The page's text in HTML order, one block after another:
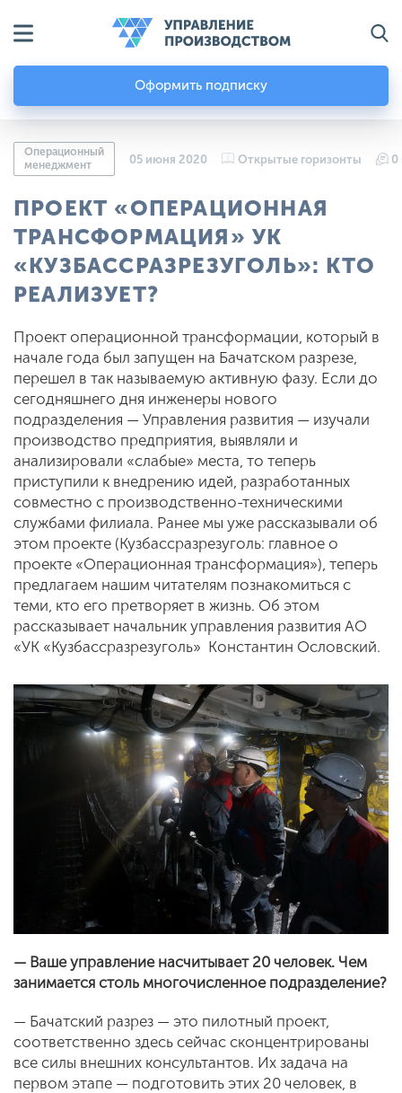
Оформить подписку
Операционный
менеджмент
05 июня 2020 Открытые горизонты 0
ПРОЕКТ «ОПЕРАЦИОННАЯ
ТРАНСФОРМАЦИЯ» УК
«КУЗБАССРАЗРЕЗУГОЛЬ»: КТО
РЕАЛИЗУЕТ?
Проект операционной трансформации, который в
начале года был запущен на Бачатском разрезе,
перешел в так называемую активную фазу. Если до
сегодняшнего дня инженеры нового
подразделения — Управления развития — изучали
производство предприятия, выявляли и
анализировали «слабые» места, то теперь
приступили к внедрению идей, разработанных
совместно с производственно-техническими
службами филиала. Ранее мы уже рассказывали об
этом проекте (Кузбассразрезуголь: главное о
проекте «Операционная трансформация»), теперь
предлагаем нашим читателям познакомиться с
теми, кто его претворяет в жизнь. Об этом
рассказывает начальник управления развития АО
«УК «Кузбассразрезуголь» Константин Ословский.
— Ваше управление насчитывает 20 человек. Чем
занимается столь многочисленное подразделение?
— Бачатский разрез — это пилотный проект,
соответственно здесь сейчас сконцентрированы
все силы внешних консультантов. Их задача на
первом этапе — подготовить этих 20 человек, в